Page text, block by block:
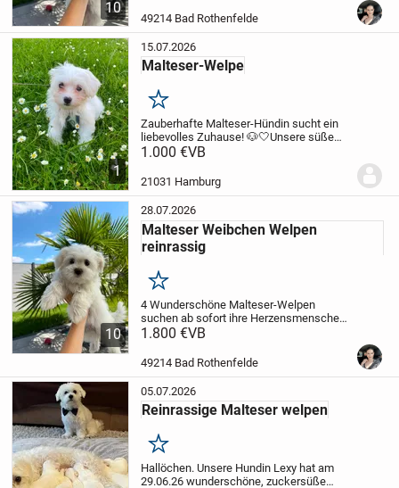
10
und sind nun bereit in ihr neues Zuhause
49214 Bad Rothenfelde
1
15.07.2026
Malteser-Welpe
Merken
Zauberhafte Malteser-Hündin sucht ein
liebevolles Zuhause! 🐶🤍Unsere süße
Malteser-Hündin ist am 21.03.2026
neues Zuhause
Weiblich
1.000 €VB
21031 Hamburg
10
28.07.2026
Malteser Weibchen Welpen
reinrassig
Merken
4 Wunderschöne Malteser-Welpen
suchen ab sofort ihre Herzensmenschen.
Unsere bezaubernden Malteser-Welpen
ihr neues Zuhause zu ziehen.
1.800 €VB
49214 Bad Rothenfelde
05.07.2026
Reinrassige Malteser welpen
Merken
Hallöchen. Unsere Hundin Lexy hat am
29.06.26 wunderschöne, zuckersüße